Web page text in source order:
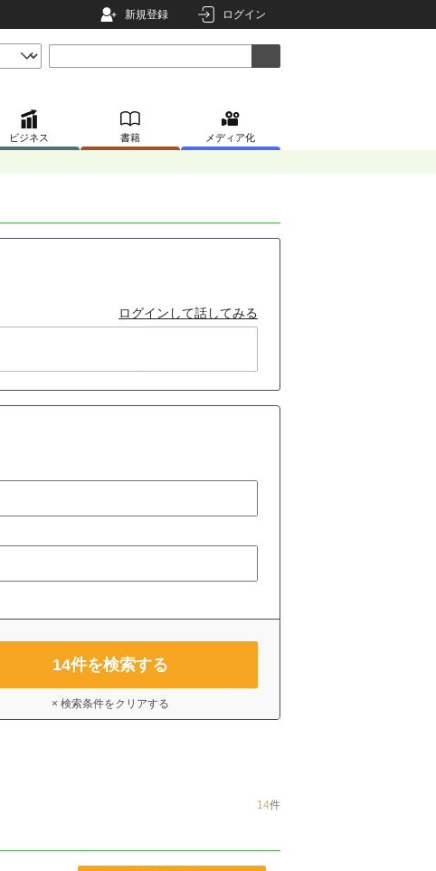
新規登録 ログイン
ビジネス 書籍 メディア化
ログインして話してみる
14件を検索する
× 検索条件をクリアする
14件